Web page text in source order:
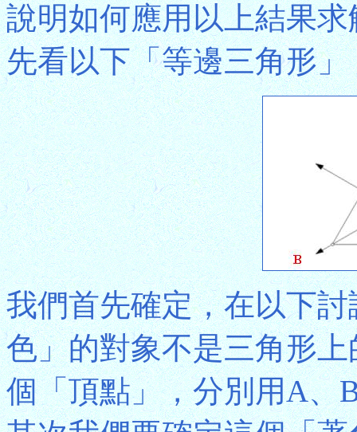
說明如何應用以上結果
先看以下「等邊三角形」
我們首先確定，在以下
色」的對象不是三角形
個「頂點」，分別用A、